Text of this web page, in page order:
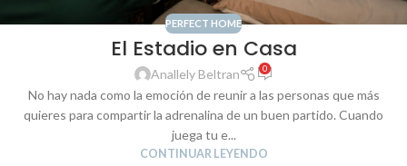
PERFECT HOME
El Estadio en Casa
Anallely Beltran 0
No hay nada como la emoción de reunir a las personas que más
quieres para compartir la adrenalina de un buen partido. Cuando
juega tu e...
CONTINUAR LEYENDO